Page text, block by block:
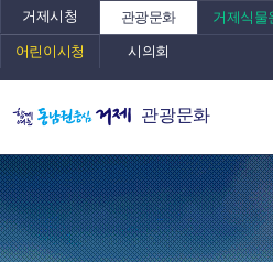
거제시청 관광문화 거제식물
어린이시청 시의회
관광문화